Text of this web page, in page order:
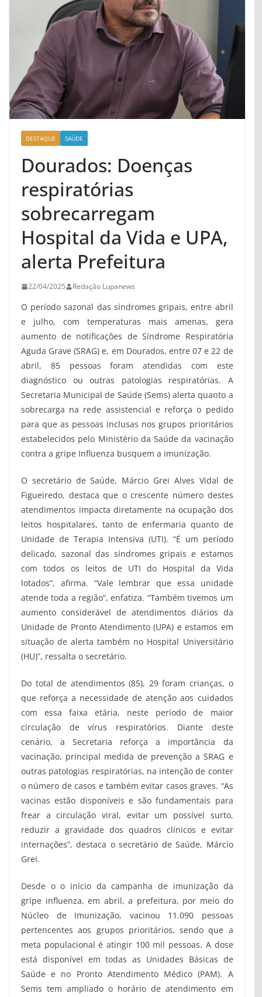
DESTAQUE SAÚDE
Dourados: Doenças
respiratórias
sobrecarregam
Hospital da Vida e UPA,
alerta Prefeitura
22/04/2025 Redação Lupanews
O período sazonal das síndromes gripais, entre abril
e julho, com temperaturas mais amenas, gera
aumento de notificações de Síndrome Respiratória
Aguda Grave (SRAG) e, em Dourados, entre 07 e 22 de
abril, 85 pessoas foram atendidas com este
diagnóstico ou outras patologias respiratórias. A
Secretaria Municipal de Saúde (Sems) alerta quanto a
sobrecarga na rede assistencial e reforça o pedido
para que as pessoas inclusas nos grupos prioritários
estabelecidos pelo Ministério da Saúde da vacinação
contra a gripe Influenza busquem a imunização.
O secretário de Saúde, Márcio Grei Alves Vidal de
Figueiredo, destaca que o crescente número destes
atendimentos impacta diretamente na ocupação dos
leitos hospitalares, tanto de enfermaria quanto de
Unidade de Terapia Intensiva (UTI). “É um período
delicado, sazonal das síndromes gripais e estamos
com todos os leitos de UTI do Hospital da Vida
lotados”, afirma. “Vale lembrar que essa unidade
atende toda a região”, enfatiza. “Também tivemos um
aumento considerável de atendimentos diários da
Unidade de Pronto Atendimento (UPA) e estamos em
situação de alerta também no Hospital Universitário
(HU)”, ressalta o secretário.
Do total de atendimentos (85), 29 foram crianças, o
que reforça a necessidade de atenção aos cuidados
com essa faixa etária, neste período de maior
circulação de vírus respiratórios. Diante deste
cenário, a Secretaria reforça a importância da
vacinação, principal medida de prevenção a SRAG e
outras patologias respiratórias, na intenção de conter
o número de casos e também evitar casos graves. “As
vacinas estão disponíveis e são fundamentais para
frear a circulação viral, evitar um possível surto,
reduzir a gravidade dos quadros clínicos e evitar
internações”, destaca o secretário de Saúde, Márcio
Grei.
Desde o o início da campanha de imunização da
gripe influenza, em abril, a prefeitura, por meio do
Núcleo de Imunização, vacinou 11.090 pessoas
pertencentes aos grupos prioritários, sendo que a
meta populacional é atingir 100 mil pessoas. A dose
está disponível em todas as Unidades Básicas de
Saúde e no Pronto Atendimento Médico (PAM). A
Sems tem ampliado o horário de atendimento em